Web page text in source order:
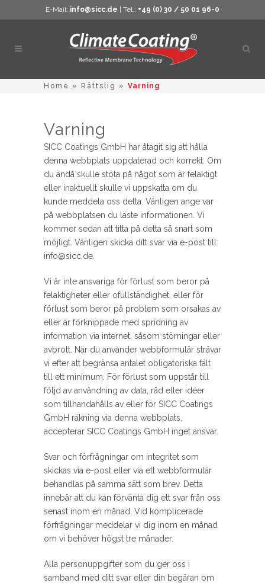
E-Mail: info@sicc.de | Tel.: +49 (0) 30 / 50 01 96-0
Home » Rättslig » Varning
Varning
SICC Coatings GmbH har åtagit sig att hålla
denna webbplats uppdaterad och korrekt. Om
du ändå skulle stöta på något som är felaktigt
eller inaktuellt skulle vi uppskatta om du
kunde meddela oss detta. Vänligen ange var
på webbplatsen du läste informationen. Vi
kommer sedan att titta på detta så snart som
möjligt. Vänligen skicka ditt svar via e-post till:
info@sicc.de
Vi är inte ansvariga för förlust som beror på
felaktigheter eller ofullständighet, eller för
förlust som beror på problem som orsakas av
eller är förknippade med spridning av
information via internet, såsom störningar eller
avbrott. När du använder webbformulär strävar
vi efter att begränsa antalet obligatoriska fält
till ett minimum. För förlust som uppstår till
följd av användning av data, råd eller idéer
som tillhandahålls av eller för SICC Coatings
GmbH räkning via denna webbplats,
accepterar SICC Coatings GmbH inget ansvar.
Svar och förfrågningar om integritet som
skickas via e-post eller via ett webbformulär
behandlas på samma sätt som brev. Detta
innebär att du kan förvänta dig ett svar från oss
senast inom en månad. Vid komplicerade
förfrågningar meddelar vi dig inom en månad
om vi behöver högst tre månader.
Alla personuppgifter som du ger oss i
samband med ditt svar eller din begäran om